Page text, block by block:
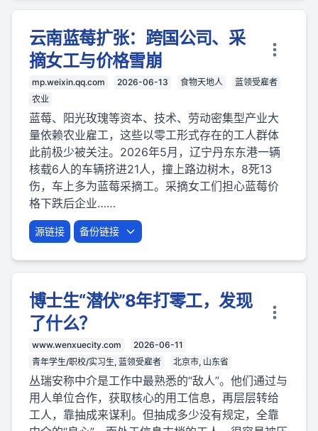
云南蓝莓扩张：跨国公司、采
摘女工与价格雪崩
mp.weixin.qq.com 2026-06-13 食物天地人
蓝领受雇者
农业
蓝莓、阳光玫瑰等资本、技术、劳动密集型产业大
量依赖农业雇工，这些以零工形式存在的工人群体
此前极少被关注。2026年5月，辽宁丹东东港一辆
核载6人的车辆挤进21人，撞上路边树木，8死13
伤，车上多为蓝莓采摘工。采摘女工们担心蓝莓价
格下跌后企业……
源链接 备份链接
博士生“潜伏”8年打零工，发现
了什么？
www.wenxuecity.com
2026-06-11
青年学生/职校/实习生, 蓝领受雇者
北京市, 山东省
丛瑞安称中介是工作中最熟悉的“敌人”。他们通过与
用人单位合作，获取核心的用工信息，再层层转给
工人，靠抽成来谋利。但抽成多少没有规定，全靠